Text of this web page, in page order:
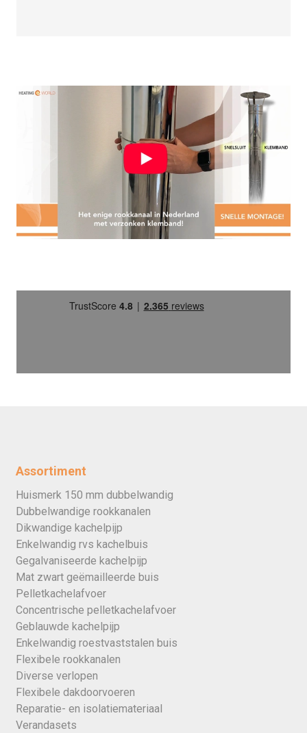
Assortiment
Huismerk 150 mm dubbelwandig
Dubbelwandige rookkanalen
Dikwandige kachelpijp
Enkelwandig rvs kachelbuis
Gegalvaniseerde kachelpijp
Mat zwart geëmailleerde buis
Pelletkachelafvoer
Concentrische pelletkachelafvoer
Geblauwde kachelpijp
Enkelwandig roestvaststalen buis
Flexibele rookkanalen
Diverse verlopen
Flexibele dakdoorvoeren
Reparatie- en isolatiemateriaal
Verandasets